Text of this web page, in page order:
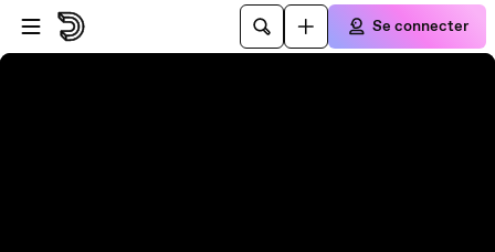
Passer au player
Passer au contenu principal
Se connecter